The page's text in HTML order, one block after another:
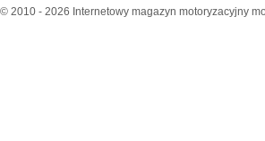
© 2010 - 2026 Internetowy magazyn motoryzacyjny